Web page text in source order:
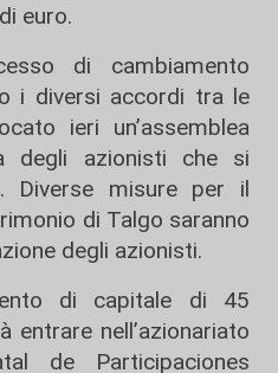
euro.
di cambiamento
i diversi accordi tra le
ieri un’assemblea
degli azionisti che si
Diverse misure per il
di Talgo saranno
degli azionisti.
di capitale di 45
entrare nell’azionariato
de Participaciones